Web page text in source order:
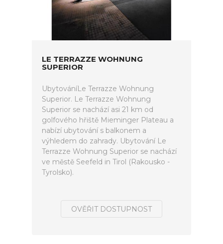
LE TERRAZZE WOHNUNG
SUPERIOR
UbytováníLe Terrazze Wohnung
Superior. Le Terrazze Wohnung
Superior se nachází asi 21 km od
golfového hřiště Mieminger Plateau a
nabízí ubytování s balkonem a
výhledem do zahrady. Ubytování Le
Terrazze Wohnung Superior se nachází
ve městě Seefeld in Tirol (Rakousko -
Tyrolsko).
OVĚŘIT DOSTUPNOST